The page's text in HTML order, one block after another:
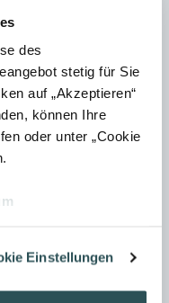
des
stetig für Sie
auf „Akzeptieren“
können Ihre
oder unter „Cookie
Einstellungen
oder der
aktualisiert
vollständig sein und
der Verordnung
fällt (z. B.
das Produkt und das